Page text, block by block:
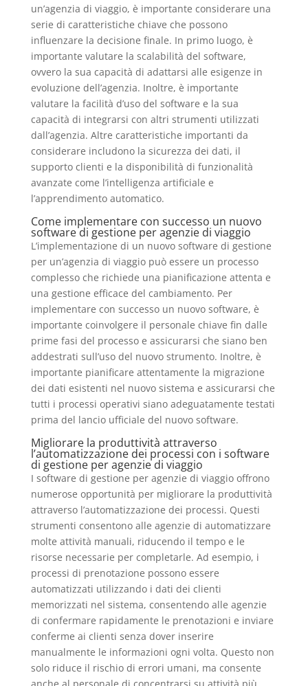
un’agenzia di viaggio, è importante considerare una
serie di caratteristiche chiave che possono
influenzare la decisione finale. In primo luogo, è
importante valutare la scalabilità del software,
ovvero la sua capacità di adattarsi alle esigenze in
evoluzione dell’agenzia. Inoltre, è importante
valutare la facilità d’uso del software e la sua
capacità di integrarsi con altri strumenti utilizzati
dall’agenzia. Altre caratteristiche importanti da
considerare includono la sicurezza dei dati, il
supporto clienti e la disponibilità di funzionalità
avanzate come l’intelligenza artificiale e
l’apprendimento automatico.
Come implementare con successo un nuovo
software di gestione per agenzie di viaggio
L’implementazione di un nuovo software di gestione
per un’agenzia di viaggio può essere un processo
complesso che richiede una pianificazione attenta e
una gestione efficace del cambiamento. Per
implementare con successo un nuovo software, è
importante coinvolgere il personale chiave fin dalle
prime fasi del processo e assicurarsi che siano ben
addestrati sull’uso del nuovo strumento. Inoltre, è
importante pianificare attentamente la migrazione
dei dati esistenti nel nuovo sistema e assicurarsi che
tutti i processi operativi siano adeguatamente testati
prima del lancio ufficiale del nuovo software.
Migliorare la produttività attraverso
l’automatizzazione dei processi con i software
di gestione per agenzie di viaggio
I software di gestione per agenzie di viaggio offrono
numerose opportunità per migliorare la produttività
attraverso l’automatizzazione dei processi. Questi
strumenti consentono alle agenzie di automatizzare
molte attività manuali, riducendo il tempo e le
risorse necessarie per completarle. Ad esempio, i
processi di prenotazione possono essere
automatizzati utilizzando i dati dei clienti
memorizzati nel sistema, consentendo alle agenzie
di confermare rapidamente le prenotazioni e inviare
conferme ai clienti senza dover inserire
manualmente le informazioni ogni volta. Questo non
solo riduce il rischio di errori umani, ma consente